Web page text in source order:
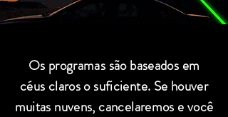
Os programas são baseados em
céus claros o suficiente. Se houver
muitas nuvens, cancelaremos e você